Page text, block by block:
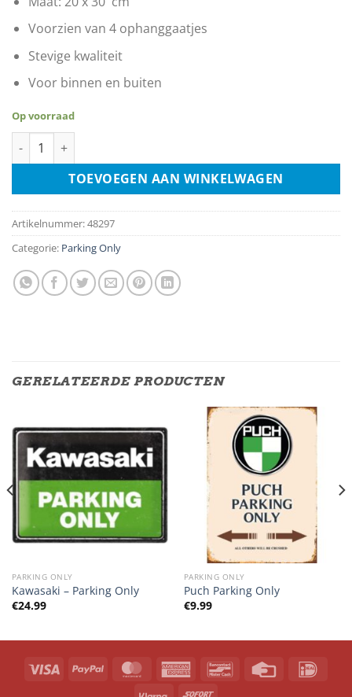
Voorzien van 4 ophanggaatjes
Stevige kwaliteit
Voor binnen en buiten
Op voorraad
Reserved Parking Handicap Plate Or Permit Only aantal
TOEVOEGEN AAN WINKELWAGEN
Artikelnummer:48297
Categorie: Parking Only
GERELATEERDE PRODUCTEN
PARKING ONLY
Kawasaki – Parking Only
€24.99
PARKING ONLY
Puch Parking Only
€9.99